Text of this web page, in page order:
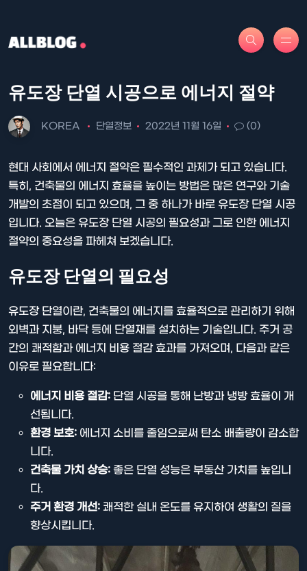
유도장 단열 시공으로 에너지 절약
KOREA 단열정보 2022년 11월 16일 (0)
현대 사회에서 에너지 절약은 필수적인 과제가 되고 있습니다.
특히, 건축물의 에너지 효율을 높이는 방법은 많은 연구와 기술
개발의 초점이 되고 있으며, 그 중 하나가 바로 유도장 단열 시공
입니다. 오늘은 유도장 단열 시공의 필요성과 그로 인한 에너지
절약의 중요성을 파헤쳐 보겠습니다.
유도장 단열의 필요성
유도장 단열이란, 건축물의 에너지를 효율적으로 관리하기 위해
외벽과 지붕, 바닥 등에 단열재를 설치하는 기술입니다. 주거 공
간의 쾌적함과 에너지 비용 절감 효과를 가져오며, 다음과 같은
이유로 필요합니다:
에너지 비용 절감: 단열 시공을 통해 난방과 냉방 효율이 개
선됩니다.
환경 보호: 에너지 소비를 줄임으로써 탄소 배출량이 감소합
니다.
건축물 가치 상승: 좋은 단열 성능은 부동산 가치를 높입니
다.
주거 환경 개선: 쾌적한 실내 온도를 유지하여 생활의 질을
향상시킵니다.